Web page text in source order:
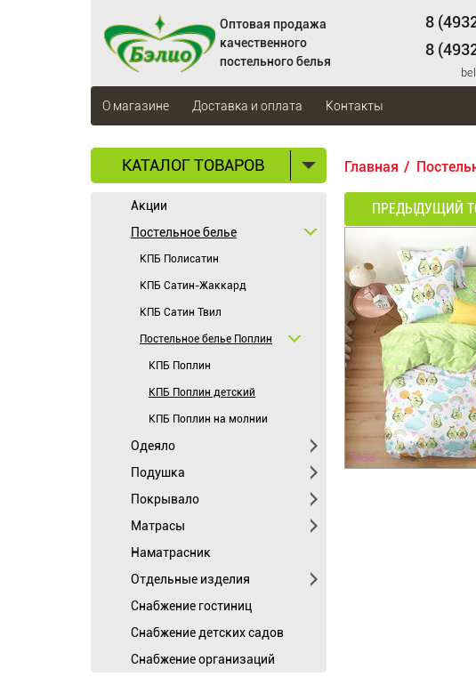
Оптовая продажа
качественного
постельного белья
8
8
О магазине Доставка и оплата Контакты
КАТАЛОГ ТОВАРОВ
Акции
Постельное белье
КПБ Полисатин
КПБ Сатин-Жаккард
КПБ Сатин Твил
Постельное белье Поплин
КПБ Поплин
КПБ Поплин детский
КПБ Поплин на молнии
Одеяло
Подушка
Покрывало
Матрасы
Наматрасник
Отдельные изделия
Cнабжение гостиниц
Снабжение детских садов
Снабжение организаций
Главная
ПРЕДЫДУЩИЙ